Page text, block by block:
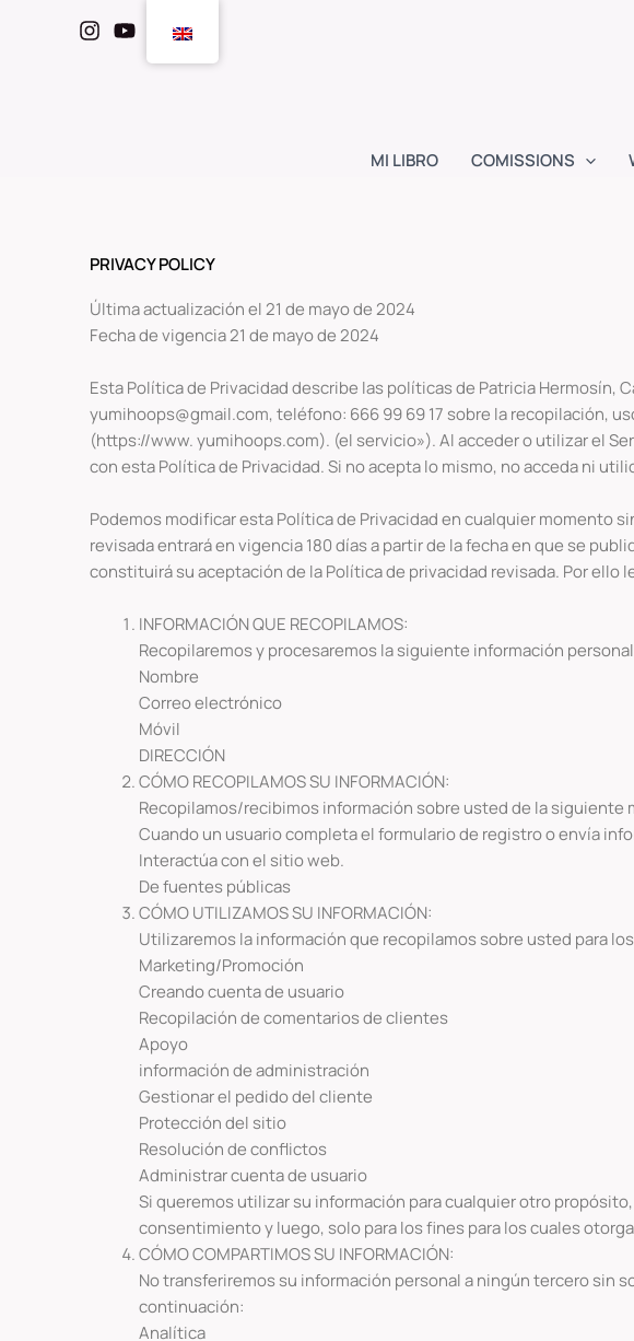
MI LIBRO COMISSIONS
PRIVACY POLICY
Última actualización el 21 de mayo de 2024
Fecha de vigencia 21 de mayo de 2024
Esta Política de Privacidad describe las políticas de Patricia Hermosín,
yumihoops@gmail.com, teléfono: 666 99 69 17 sobre la recopilación,
(https://www. yumihoops.com). (el servicio»). Al acceder o utilizar el
con esta Política de Privacidad. Si no acepta lo mismo, no acceda ni
Podemos modificar esta Política de Privacidad en cualquier momento
revisada entrará en vigencia 180 días a partir de la fecha en que se
constituirá su aceptación de la Política de privacidad revisada. Por
INFORMACIÓN QUE RECOPILAMOS:
Recopilaremos y procesaremos la siguiente información
Nombre
Correo electrónico
Móvil
DIRECCIÓN
CÓMO RECOPILAMOS SU INFORMACIÓN:
Recopilamos/recibimos información sobre usted de la siguiente
Cuando un usuario completa el formulario de registro o envía
Interactúa con el sitio web.
De fuentes públicas
CÓMO UTILIZAMOS SU INFORMACIÓN:
Utilizaremos la información que recopilamos sobre usted para
Marketing/Promoción
Creando cuenta de usuario
Recopilación de comentarios de clientes
Apoyo
información de administración
Gestionar el pedido del cliente
Protección del sitio
Resolución de conflictos
Administrar cuenta de usuario
Si queremos utilizar su información para cualquier otro
consentimiento y luego, solo para los fines para los cuales
CÓMO COMPARTIMOS SU INFORMACIÓN:
No transferiremos su información personal a ningún tercero
continuación:
Analítica